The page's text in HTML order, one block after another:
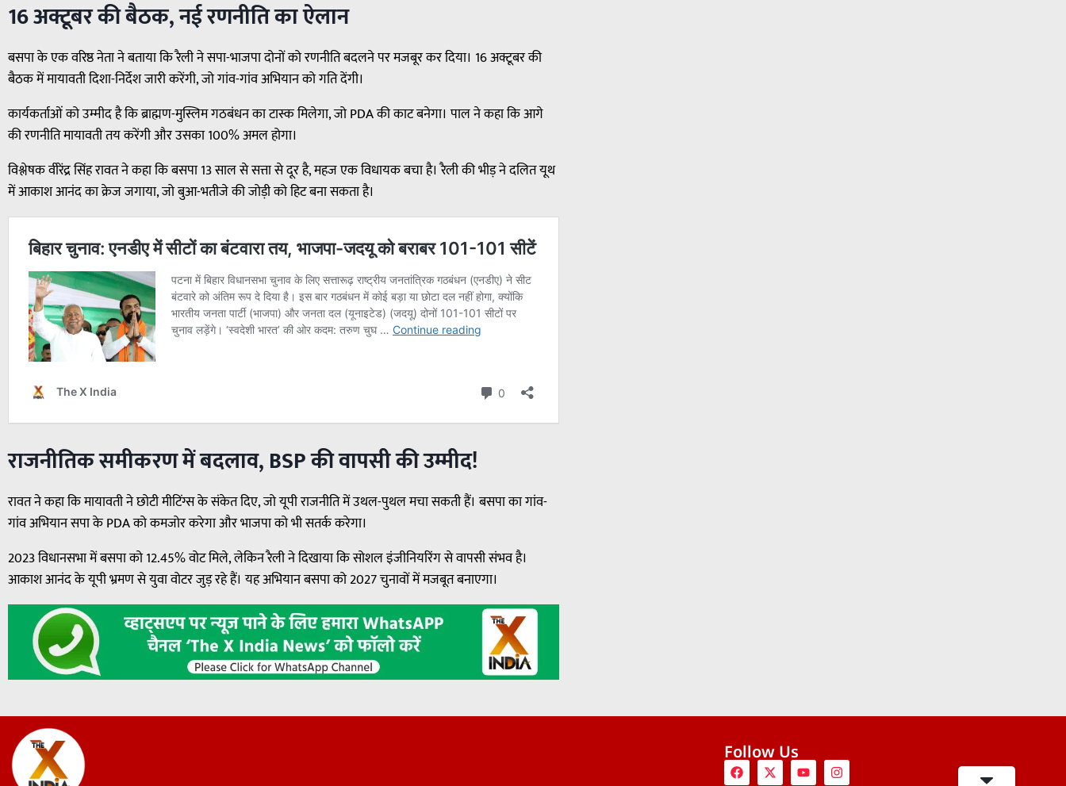
16 अक्टूबर की बैठक, नई रणनीति का ऐलान
बसपा के एक वरिष्ठ नेता ने बताया कि रैली ने सपा-भाजपा दोनों को रणनीति बदलने पर मजबूर कर दिया। 16 अक्टूबर की
बैठक में मायावती दिशा-निर्देश जारी करेंगी, जो गांव-गांव अभियान को गति देंगी।
कार्यकर्ताओं को उम्मीद है कि ब्राह्मण-मुस्लिम गठबंधन का टास्क मिलेगा, जो PDA की काट बनेगा। पाल ने कहा कि आगे
की रणनीति मायावती तय करेंगी और उसका 100% अमल होगा।
विश्लेषक वीरेंद्र सिंह रावत ने कहा कि बसपा 13 साल से सत्ता से दूर है, महज एक विधायक बचा है। रैली की भीड़ ने दलित यूथ
में आकाश आनंद का क्रेज जगाया, जो बुआ-भतीजे की जोड़ी को हिट बना सकता है।
राजनीतिक समीकरण में बदलाव, BSP की वापसी की उम्मीद!
रावत ने कहा कि मायावती ने छोटी मीटिंग्स के संकेत दिए, जो यूपी राजनीति में उथल-पुथल मचा सकती हैं। बसपा का गांव-
गांव अभियान सपा के PDA को कमजोर करेगा और भाजपा को भी सतर्क करेगा।
2023 विधानसभा में बसपा को 12.45% वोट मिले, लेकिन रैली ने दिखाया कि सोशल इंजीनियरिंग से वापसी संभव है।
आकाश आनंद के यूपी भ्रमण से युवा वोटर जुड़ रहे हैं। यह अभियान बसपा को 2027 चुनावों में मजबूत बनाएगा।
Follow Us